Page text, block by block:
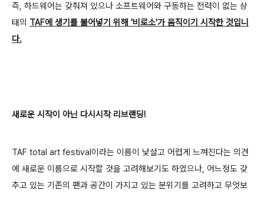
즉, 하드웨어는 갖춰져 있으나 소프트웨어와 구동하는 전력이 없는 상
태의 TAF에 생기를 불어넣기 위해 '비로소'가 움직이기 시작한 것입니
다.
새로운 시작이 아닌 다시시작 리브랜딩!
TAF total art festival이라는 이름이 낯설고 어렵게 느껴진다는 의견
에 새로운 이름으로 시작할 것을 고려해보기도 하였으나, 어느정도 갖
추고 있는 기존의 팬과 공간이 가지고 있는 분위기를 고려하고 무엇보